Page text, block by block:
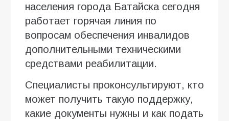
населения города Батайска сегодня
работает горячая линия по
вопросам обеспечения инвалидов
дополнительными техническими
средствами реабилитации.
Специалисты проконсультируют, кто
может получить такую поддержку,
какие документы нужны и как подать